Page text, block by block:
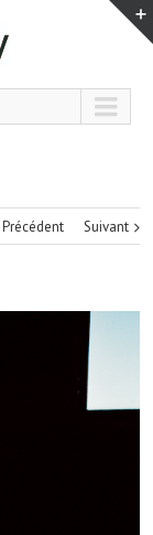
Précédent Suivant